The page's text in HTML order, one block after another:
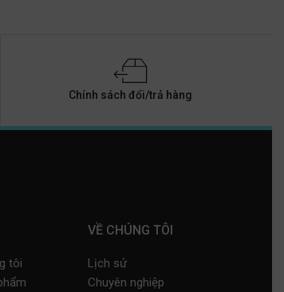
Chính sách đổi/trả hàng
tôi
VỀ CHÚNG TÔI
Lịch sử
Chuyên nghiệp